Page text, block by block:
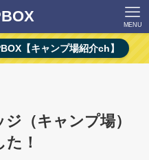
MENU
【キャンプ場紹介ch】
（キャンプ場）
！